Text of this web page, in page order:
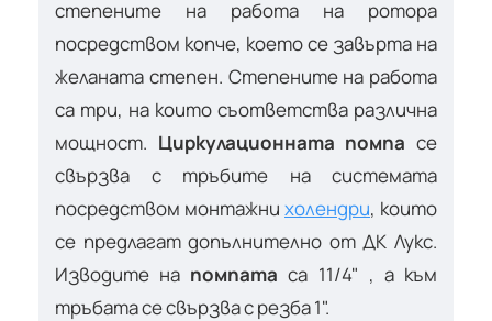
степените на работа на ротора
посредством копче, което се завърта на
желаната степен. Степените на работа
са три, на които съответства различна
мощност. Циркулационната помпа се
свързва с тръбите на системата
посредством монтажни холендри, които
се предлагат допълнително от ДК Лукс.
Изводите на помпатаса 11/4" , а към
тръбата се свързва с резба 1".